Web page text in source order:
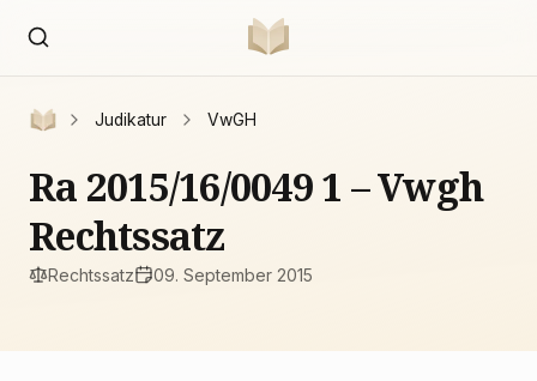
Judikatur VwGH
Ra 2015/16/0049 1 – Vwgh
Rechtssatz
Rechtssatz 09. September 2015